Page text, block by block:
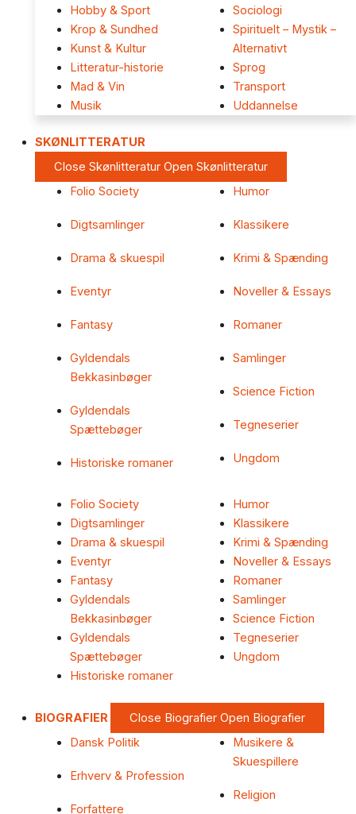
Hobby & Sport
Krop & Sundhed
Kunst & Kultur
Litteratur-historie
Mad & Vin
Musik
Sociologi
Spirituelt – Mystik –
Alternativt
Sprog
Transport
Uddannelse
SKØNLITTERATUR
Close Skønlitteratur Open Skønlitteratur
Folio Society
Digtsamlinger
Drama & skuespil
Eventyr
Fantasy
Gyldendals
Bekkasinbøger
Gyldendals
Spættebøger
Historiske romaner
Humor
Klassikere
Krimi & Spænding
Noveller & Essays
Romaner
Samlinger
Science Fiction
Tegneserier
Ungdom
Folio Society
Digtsamlinger
Drama & skuespil
Eventyr
Fantasy
Gyldendals
Bekkasinbøger
Gyldendals
Spættebøger
Historiske romaner
Humor
Klassikere
Krimi & Spænding
Noveller & Essays
Romaner
Samlinger
Science Fiction
Tegneserier
Ungdom
BIOGRAFIER Close Biografier Open Biografier
Dansk Politik
Erhverv & Profession
Forfattere
Musikere &
Skuespillere
Religion